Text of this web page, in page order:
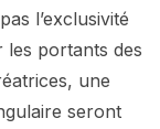
l’exclusivité
les portants des
une
seront